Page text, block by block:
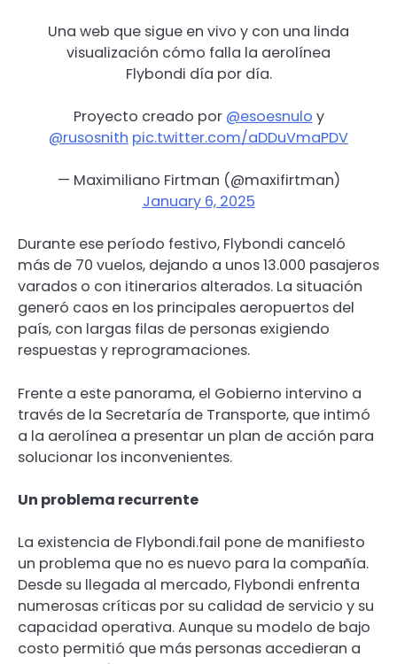
Una web que sigue en vivo y con una linda
visualización cómo falla la aerolínea
Flybondi día por día.
Proyecto creado por @esoesnulo y
@rusosnith pic.twitter.com/aDDuVmaPDV
— Maximiliano Firtman (@maxifirtman)
January 6, 2025
Durante ese período festivo, Flybondi canceló
más de 70 vuelos, dejando a unos 13.000 pasajeros
varados o con itinerarios alterados. La situación
generó caos en los principales aeropuertos del
país, con largas filas de personas exigiendo
respuestas y reprogramaciones.
Frente a este panorama, el Gobierno intervino a
través de la Secretaría de Transporte, que intimó
a la aerolínea a presentar un plan de acción para
solucionar los inconvenientes.
Un problema recurrente
La existencia de Flybondi.fail pone de manifiesto
un problema que no es nuevo para la compañía.
Desde su llegada al mercado, Flybondi enfrenta
numerosas críticas por su calidad de servicio y su
capacidad operativa. Aunque su modelo de bajo
costo permitió que más personas accedieran a